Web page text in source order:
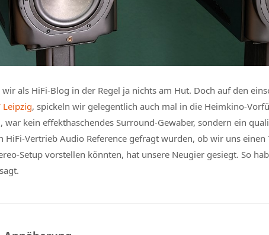
als HiFi-Blog in der Regel ja nichts am Hut. Doch auf den
Leipzig, spickeln wir gelegentlich auch mal in die Heimkino-
war kein effekthaschendes Surround-Gewaber, sondern ein
HiFi-Vertrieb Audio Reference gefragt wurden, ob wir uns
Setup vorstellen könnten, hat unsere Neugier gesiegt. So